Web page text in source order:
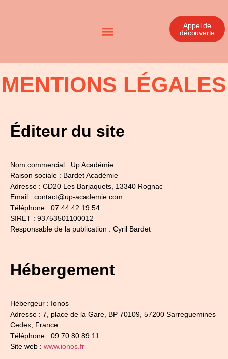
Appel de
découverte
MENTIONS LÉGALES
Éditeur du site
Nom commercial : Up Académie
Raison sociale : Bardet Académie
Adresse : CD20 Les Barjaquets, 13340 Rognac
Email : contact@up-academie.com
Téléphone : 07.44.42.19.54
SIRET : 93753501100012
Responsable de la publication : Cyril Bardet
Hébergement
Hébergeur : Ionos
Adresse : 7, place de la Gare, BP 70109, 57200 Sarreguemines
Cedex, France
Téléphone : 09 70 80 89 11
Site web : www.ionos.fr